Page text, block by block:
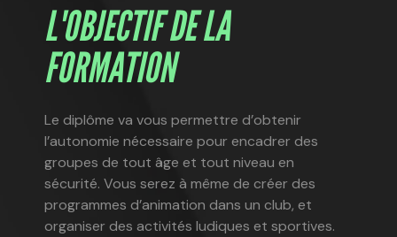
L'OBJECTIF DE LA
FORMATION
Le diplôme va vous permettre d’obtenir
l’autonomie nécessaire pour encadrer des
groupes de tout âge et tout niveau en
sécurité. Vous serez à même de créer des
programmes d’animation dans un club, et
organiser des activités ludiques et sportives.